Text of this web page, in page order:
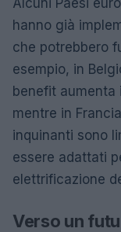
hanno già
che potrebbero
esempio, in
benefit aumenta
mentre in
inquinanti sono
essere adattati
elettrificazione
Verso un